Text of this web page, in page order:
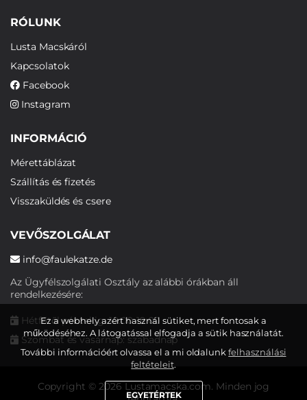
RÓLUNK
Lusta Macskáról
Kapcsolatok
Facebook
Instagram
INFORMÁCIÓ
Mérettáblázat
Szállítás és fizetés
Visszaküldés és csere
VEVŐSZOLGÁLAT
info@faulekatze.de
Az Ügyfélszolgálati Osztály az alábbi órákban áll
rendelkezésére:
Hétfőtől péntekig: 10:00-19:00
Szombat és vasárnap: szabadnap
Copyright © 2026 Lustamacska.com. Minden jog
Ez a webhely azért használ sütiket, mert fontosak a
működéséhez. A látogatással elfogadja a sütik használatát.
További információért olvassa el a mi oldalunkfelhasználási
feltételeit.
EGYETÉRTEK